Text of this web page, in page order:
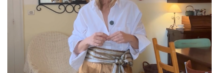
moda.
Marsibel
tra
tradizione
ed